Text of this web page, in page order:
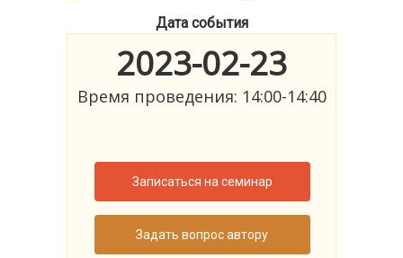
Дата события
2023-02-23
Время проведения: 14:00-14:40
Записаться на семинар
Задать вопрос автору